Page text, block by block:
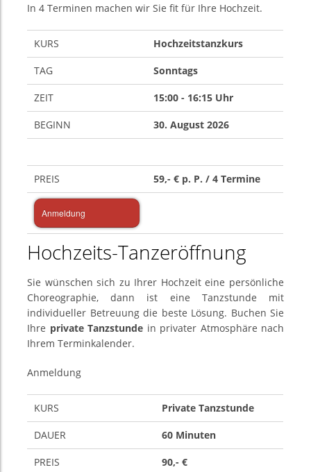
In 4 Terminen machen wir Sie fit für Ihre Hochzeit.
KURS Hochzeitstanzkurs
TAG Sonntags
ZEIT 15:00 - 16:15 Uhr
BEGINN 30. August 2026
PREIS 59,- € p. P. / 4 Termine
Anmeldung
Hochzeits-Tanzeröffnung
Sie wünschen sich zu Ihrer Hochzeit eine persönliche
Choreographie, dann ist eine Tanzstunde mit
individueller Betreuung die beste Lösung. Buchen Sie
Ihre private Tanzstunde in privater Atmosphäre nach
Ihrem Terminkalender.
Anmeldung
KURS Private Tanzstunde
DAUER 60 Minuten
PREIS 90,- €